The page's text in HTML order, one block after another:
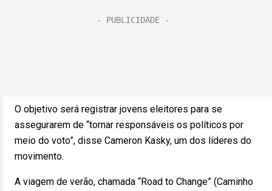
O objetivo será registrar jovens eleitores para se
assegurarem de “tornar responsáveis os políticos por
meio do voto”, disse Cameron Kasky, um dos líderes do
movimento.
A viagem de verão, chamada “Road to Change” (Caminho